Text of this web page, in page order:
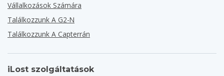
Vállalkozások Számára
Találkozzunk A G2-N
Találkozzunk A Capterrán
iLost szolgáltatások